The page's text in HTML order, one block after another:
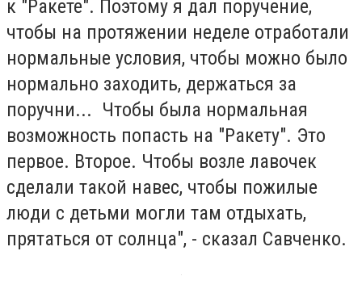
к "Ракете". Поэтому я дал поручение,
чтобы на протяжении неделе отработали
нормальные условия, чтобы можно было
нормально заходить, держаться за
поручни... Чтобы была нормальная
возможность попасть на "Ракету". Это
первое. Второе. Чтобы возле лавочек
сделали такой навес, чтобы пожилые
люди с детьми могли там отдыхать,
прятаться от солнца", - сказал Савченко.